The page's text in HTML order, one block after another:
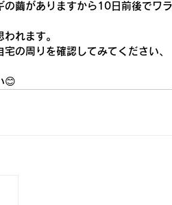
の繭がありますから10日前後でワラ
れます。
の周りを確認してみてください、
😊